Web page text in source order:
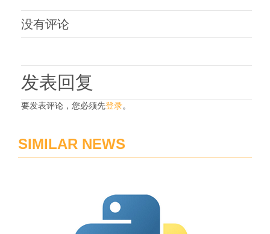
没有评论
发表回复
要发表评论，您必须先登录。
SIMILAR NEWS